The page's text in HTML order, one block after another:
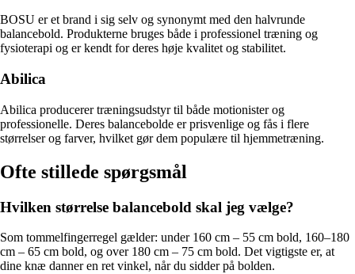
BOSU er et brand i sig selv og synonymt med den halvrunde
balancebold. Produkterne bruges både i professionel træning og
fysioterapi og er kendt for deres høje kvalitet og stabilitet.
Abilica
Abilica producerer træningsudstyr til både motionister og
professionelle. Deres balancebolde er prisvenlige og fås i flere
størrelser og farver, hvilket gør dem populære til hjemmetræning.
Ofte stillede spørgsmål
Hvilken størrelse balancebold skal jeg vælge?
Som tommelfingerregel gælder: under 160 cm – 55 cm bold, 160–180
cm – 65 cm bold, og over 180 cm – 75 cm bold. Det vigtigste er, at
dine knæ danner en ret vinkel, når du sidder på bolden.